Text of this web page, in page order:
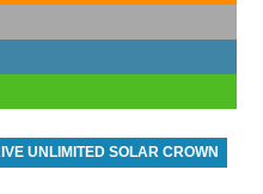
UNLIMITED SOLAR CROWN